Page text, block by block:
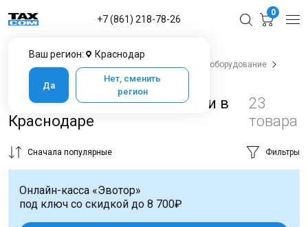
Ваш регион: Краснодар
Да
Нет, сменить
регион
+7 (861) 218-78-26
0
POS-оборудование
Запчасти и принадлежности
Запчасти и принадлежности в
Краснодаре
23
товара
Сначала популярные Фильтры
Онлайн-касса «Эвотор»
под ключ со скидкой до 8 700₽